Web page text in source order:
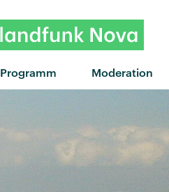
Programm Moderation